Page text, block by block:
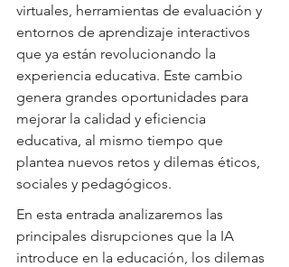
virtuales, herramientas de evaluación y
entornos de aprendizaje interactivos
que ya están revolucionando la
experiencia educativa. Este cambio
genera grandes oportunidades para
mejorar la calidad y eficiencia
educativa, al mismo tiempo que
plantea nuevos retos y dilemas éticos,
sociales y pedagógicos.
En esta entrada analizaremos las
principales disrupciones que la IA
introduce en la educación, los dilemas